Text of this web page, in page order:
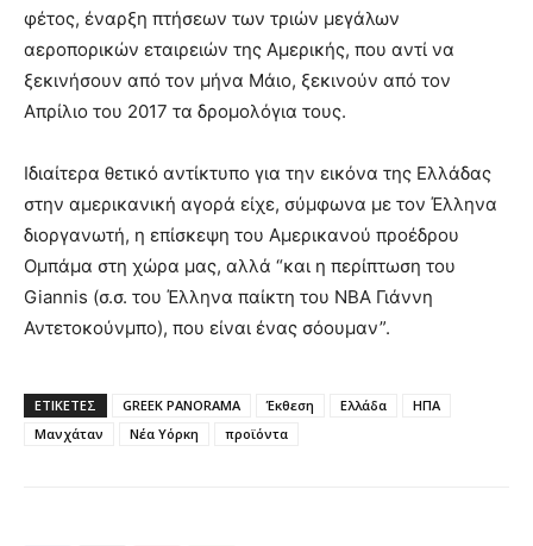
φέτος, έναρξη πτήσεων των τριών μεγάλων
αεροπορικών εταιρειών της Αμερικής, που αντί να
ξεκινήσουν από τον μήνα Μάιο, ξεκινούν από τον
Απρίλιο του 2017 τα δρομολόγια τους.
Ιδιαίτερα θετικό αντίκτυπο για την εικόνα της Ελλάδας
στην αμερικανική αγορά είχε, σύμφωνα με τον Έλληνα
διοργανωτή, η επίσκεψη του Αμερικανού προέδρου
Ομπάμα στη χώρα μας, αλλά “και η περίπτωση του
Giannis (σ.σ. του Έλληνα παίκτη του NBA Γιάννη
Αντετοκούνμπο), που είναι ένας σόουμαν”.
ΕΤΙΚΕΤΕΣ GREEK PANORAMA Έκθεση Ελλάδα
ΗΠΑ
Μανχάταν
Νέα Υόρκη προϊόντα